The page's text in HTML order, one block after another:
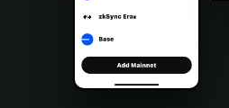
Português (Brasil)
Español (Argentina)